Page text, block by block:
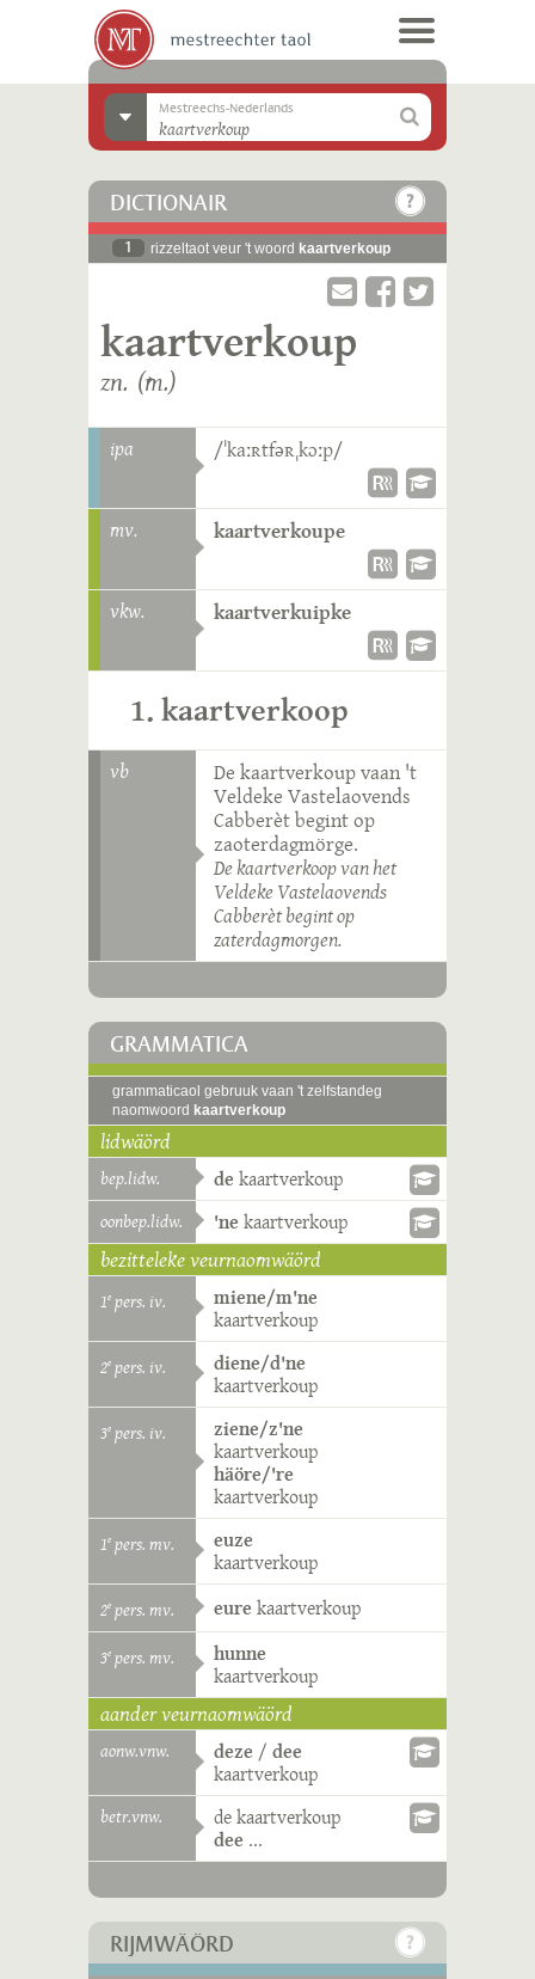
Mestreechs-Nederlands
DICTIONAIR
1 rizzeltaot veur 't woord kaartverkoup
kaartverkoup
zn. (m.)
ipa /ˈkaːʀtfəʀˌkɔːp/
mv. kaartverkoupe
vkw. kaartverkuipke
1. kaartverkoop
vb
De kaartverkoup vaan 't
Veldeke Vastelaovends
Cabberèt begint op
zaoterdagmörge.
De kaartverkoop van het
Veldeke Vastelaovends
Cabberèt begint op
zaterdagmorgen.
GRAMMATICA
grammaticaol gebruuk vaan 't zelfstandeg
naomwoord kaartverkoup
lidwäörd
bep.lidw. de kaartverkoup
oonbep.lidw. 'ne kaartverkoup
bezitteleke veurnaomwäörd
1e pers. iv.
miene/m'ne
kaartverkoup
2e pers. iv.
diene/d'ne
kaartverkoup
3e pers. iv.
ziene/z'ne
kaartverkoup
häöre/'re
kaartverkoup
1e pers. mv.
euze
kaartverkoup
2e pers. mv. eure kaartverkoup
3e pers. mv.
hunne
kaartverkoup
aander veurnaomwäörd
aonw.vnw. deze / dee
kaartverkoup
betr.vnw. dekaartverkoup
dee ...
RIJMWÄÖRD